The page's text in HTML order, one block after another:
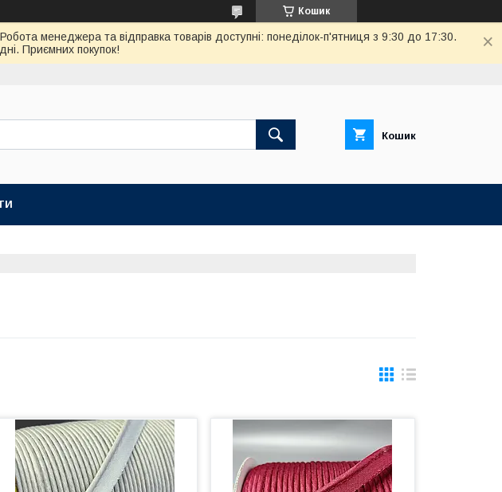
Кошик
менеджера та відправка товарів доступні: понеділок-п'ятниця з 9:30 до 17:30.
Приємних покупок!
Кошик